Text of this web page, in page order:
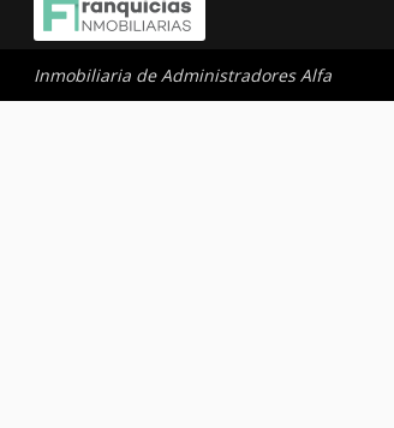
Inmobiliaria de Administradores Alfa